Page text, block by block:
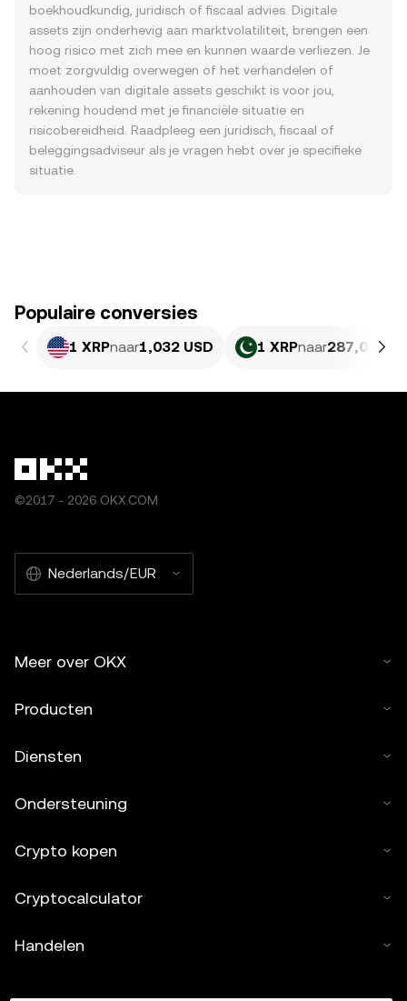
boekhoudkundig, juridisch of fiscaal advies. Digitale
assets zijn onderhevig aan marktvolatiliteit, brengen een
hoog risico met zich mee en kunnen waarde verliezen. Je
moet zorgvuldig overwegen of het verhandelen of
aanhouden van digitale assets geschikt is voor jou,
rekening houdend met je financiële situatie en
risicobereidheid. Raadpleeg een juridisch, fiscaal of
beleggingsadviseur als je vragen hebt over je specifieke
situatie.
Populaire conversies
1 XRPnaar1,032 USD 1 XRPnaar287,01
©2017 - 2026 OKX.COM
Nederlands/EUR
Meer over OKX
Producten
Diensten
Ondersteuning
Crypto kopen
Cryptocalculator
Handelen